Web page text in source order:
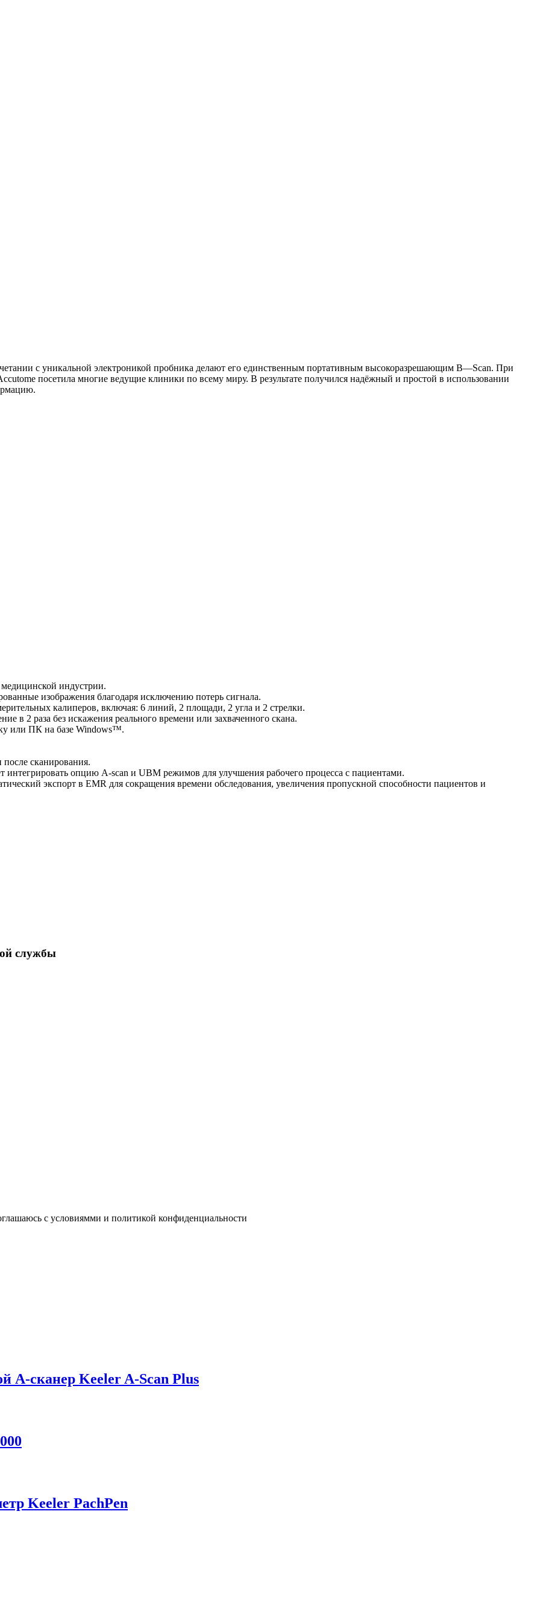
с уникальной электроникой пробника делают его единственным портативным высокоразрешающим B—Scan. При
посетила многие ведущие клиники по всему миру. В результате получился надёжный и простой в использовании
индустрии.
изображения благодаря исключению потерь сигнала.
калиперов, включая: 6 линий, 2 площади, 2 угла и 2 стрелки.
в 2 раза без искажения реального времени или захваченного скана.
или ПК на базе Windows™.
сканирования.
интегрировать опцию A-scan и UBM режимов для улучшения рабочего процесса с пациентами.
экспорт в EMR для сокращения времени обследования, увеличения пропускной способности пациентов и
службы
с условиямми и политикой конфиденциальности
A-сканер Keeler A-Scan Plus
Keeler PachPen